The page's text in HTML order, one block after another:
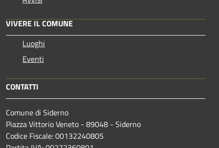
VIVERE IL COMUNE
Luoghi
Eventi
CONTATTI
Comune di Siderno
Piazza Vittorio Veneto - 89048 - Siderno
Codice Fiscale: 00132240805